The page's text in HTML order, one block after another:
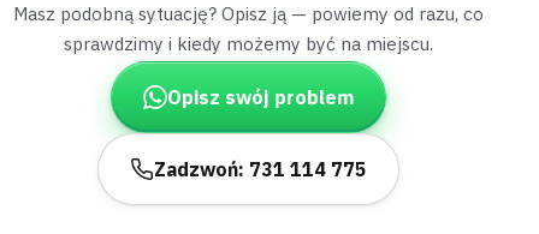
mieszkanie w bloku
„Profil starej kabiny prysznicowej był tak
skorodowany, że drzwi się zacinały.”
Zdemontowaliśmy starą obudowę i zamontowaliśmy
nową kabinę na istniejącym brodziku,montaż
wykonaliśmy bez skuwania płytek.
Masz podobną sytuację? Opisz ją — powiemy od razu, co
sprawdzimy i kiedy możemy być na miejscu.
Opisz swój problem
Zadzwoń: 731 114 775